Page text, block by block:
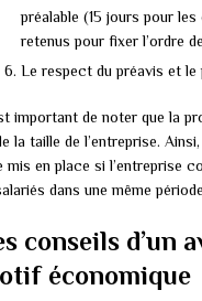
préalable (15 jours pour
retenus pour fixer l’ordre
Le respect du préavis et le
important de noter que la
la taille de l’entreprise.
mis en place si l’entreprise
dans une même
conseils d’un
économique